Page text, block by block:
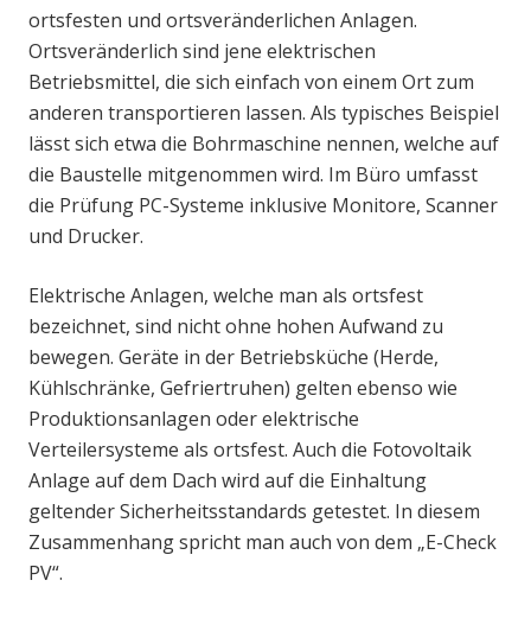
ortsfesten und ortsveränderlichen Anlagen.
Ortsveränderlich sind jene elektrischen
Betriebsmittel, die sich einfach von einem Ort zum
anderen transportieren lassen. Als typisches Beispiel
lässt sich etwa die Bohrmaschine nennen, welche auf
die Baustelle mitgenommen wird. Im Büro umfasst
die Prüfung PC-Systeme inklusive Monitore, Scanner
und Drucker.
Elektrische Anlagen, welche man als ortsfest
bezeichnet, sind nicht ohne hohen Aufwand zu
bewegen. Geräte in der Betriebsküche (Herde,
Kühlschränke, Gefriertruhen) gelten ebenso wie
Produktionsanlagen oder elektrische
Verteilersysteme als ortsfest. Auch die Fotovoltaik
Anlage auf dem Dach wird auf die Einhaltung
geltender Sicherheitsstandards getestet. In diesem
Zusammenhang spricht man auch von dem „E-Check
PV“.